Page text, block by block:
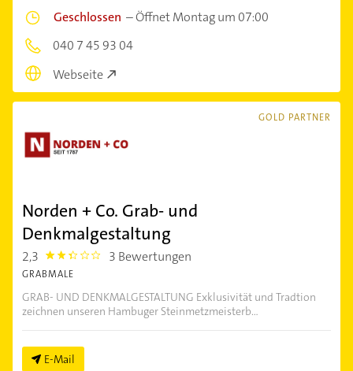
Geschlossen –Öffnet Montag um 07:00
040 7 45 93 04
Webseite
GOLD PARTNER
Norden + Co. Grab- und
Denkmalgestaltung
2,3 2.3 3 Bewertungen
GRABMALE
GRAB- UND DENKMALGESTALTUNG Exklusivität und Tradtion
zeichnen unseren Hambuger Steinmetzmeisterb...
E-Mail